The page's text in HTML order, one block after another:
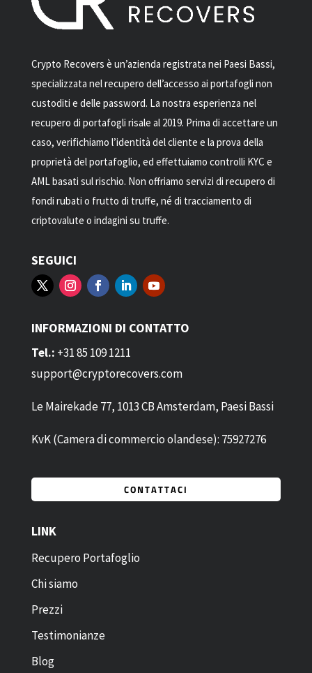
Crypto Recovers è un’azienda registrata nei Paesi Bassi,
specializzata nel recupero dell’accesso ai portafogli non
custoditi e delle password. La nostra esperienza nel
recupero di portafogli risale al 2019. Prima di accettare un
caso, verifichiamo l’identità del cliente e la prova della
proprietà del portafoglio, ed effettuiamo controlli KYC e
AML basati sul rischio. Non offriamo servizi di recupero di
fondi rubati o frutto di truffe, né di tracciamento di
criptovalute o indagini su truffe.
SEGUICI
INFORMAZIONI DI CONTATTO
Tel.: +31 85 109 1211
support@cryptorecovers.com
Le Mairekade 77, 1013 CB Amsterdam, Paesi Bassi
KvK (Camera di commercio olandese): 75927276
CONTATTACI
LINK
Recupero Portafoglio
Chi siamo
Prezzi
Testimonianze
Blog